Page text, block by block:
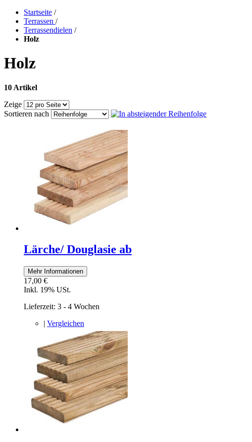
Startseite /
Terrassen /
Terrassendielen /
Holz
Holz
10 Artikel
Zeige
Sortieren nach
Lärche/ Douglasie ab
Mehr Informationen
17,00 €
Inkl. 19% USt.
Lieferzeit: 3 - 4 Wochen
| Vergleichen